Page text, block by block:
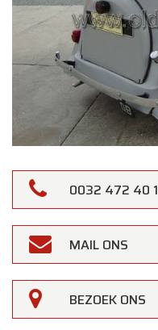
0032 472 40
MAIL ONS
BEZOEK ONS